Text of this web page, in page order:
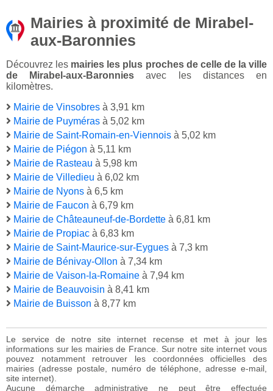
Mairies à proximité de Mirabel-
aux-Baronnies
Découvrez les mairies les plus proches de celle de la ville
de Mirabel-aux-Baronnies avec les distances en
kilomètres.
Mairie de Vinsobres à 3,91 km
Mairie de Puyméras à 5,02 km
Mairie de Saint-Romain-en-Viennois à 5,02 km
Mairie de Piégon à 5,11 km
Mairie de Rasteau à 5,98 km
Mairie de Villedieu à 6,02 km
Mairie de Nyons à 6,5 km
Mairie de Faucon à 6,79 km
Mairie de Châteauneuf-de-Bordette à 6,81 km
Mairie de Propiac à 6,83 km
Mairie de Saint-Maurice-sur-Eygues à 7,3 km
Mairie de Bénivay-Ollon à 7,34 km
Mairie de Vaison-la-Romaine à 7,94 km
Mairie de Beauvoisin à 8,41 km
Mairie de Buisson à 8,77 km
Le service de notre site internet recense et met à jour les
informations sur les mairies de France. Sur notre site internet vous
pouvez notamment retrouver les coordonnées officielles des
mairies (adresse postale, numéro de téléphone, adresse e-mail,
site internet).
Aucune démarche administrative ne peut être effectuée